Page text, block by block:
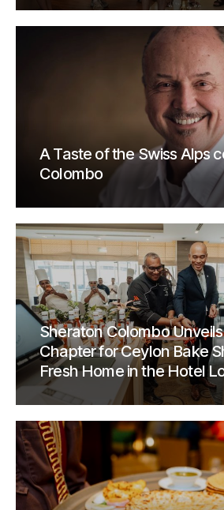
A Taste of the Swiss Alps
Colombo
Sheraton Colombo
Chapter for Ceylon Bake
Fresh Home in the Hotel